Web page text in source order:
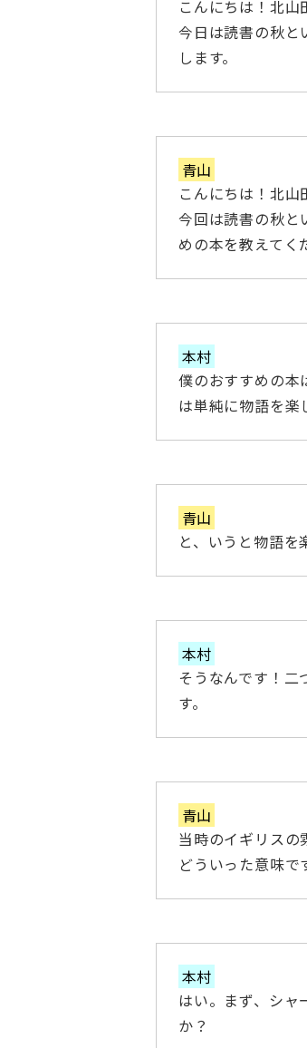
こんにちは！北山
今日は読書の秋と
します。
青山
こんにちは！北山
今回は読書の秋と
めの本を教えてく
本村
僕のおすすめの本
は単純に物語を楽
青山
と、いうと物語を
本村
そうなんです！
す。
青山
当時のイギリスの
どういった意味で
本村
はい。まず、シ
か？